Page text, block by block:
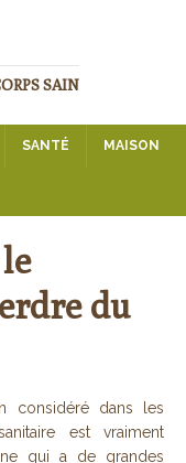
SAIN
SANTÉ MAISON
du
considéré dans les
est vraiment
qui a de grandes